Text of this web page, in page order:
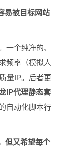
易被目标网站
一个纯净的、
频率（模拟人
量IP。后者更
IP代理静态套
自动化脚本行
但又希望每个